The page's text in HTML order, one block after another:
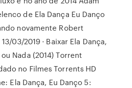
de Ela Dança Eu Danço
novamente Robert
03/2019 · Baixar Ela Dança,
Nada (2014) Torrent
no Filmes Torrents HD
Ela Dança, Eu Danço 5: